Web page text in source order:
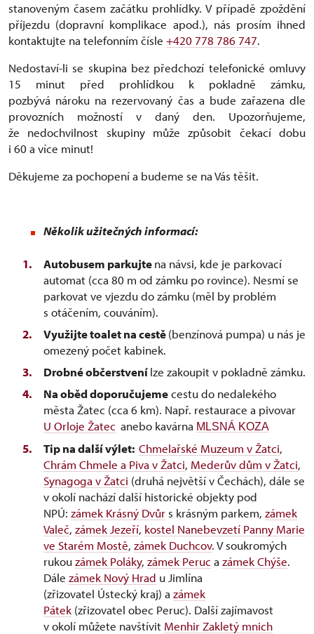
stanoveným časem začátku prohlídky. V případě zpoždění
příjezdu (dopravní komplikace apod.), nás prosím ihned
kontaktujte na telefonním čísle +420 778 786 747.
Nedostaví-li se skupina bez předchozí telefonické omluvy
15 minut před prohlídkou k pokladně zámku,
pozbývá nároku na rezervovaný čas a bude zařazena dle
provozních možností v daný den. Upozorňujeme,
že nedochvilnost skupiny může způsobit čekací dobu
i 60 a více minut!
Děkujeme za pochopení a budeme se na Vás těšit.
Několik užitečných informací:
Autobusem parkujtena návsi, kde je parkovací
automat (cca 80 m od zámku po rovince). Nesmí se
parkovat ve vjezdu do zámku (měl by problém
s otáčením, couváním).
Využijte toalet na cestě(benzínová pumpa) u nás je
omezený počet kabinek.
Drobné občerstvenílze zakoupit v pokladně zámku.
Na oběd doporučujemecestu do nedalekého
města Žatec (cca 6 km). Např. restaurace a pivovar
U Orloje Žatec anebo kavárna MLSNÁ KOZA
Tip na další výlet: Chmelařské Muzeum v Žatci,
Chrám Chmele a Piva v Žatci, Mederův dům v Žatci,
Synagoga v Žatci (druhá největší v Čechách), dále se
v okolí nachází další historické objekty pod
NPÚ: zámek Krásný Dvůr s krásným parkem, zámek
Valeč, zámek Jezeří, kostel Nanebevzetí Panny Marie
ve Starém Mostě, zámek Duchcov. V soukromých
rukouzámek Poláky, zámek Peruc a zámek Chýše.
Dále zámek Nový Hrad u Jimlína
(zřizovatel Ústecký kraj) a zámek
Pátek (zřizovatel obec Peruc). Další zajímavost
v okolí můžete navštívit Menhir Zakletý mnich